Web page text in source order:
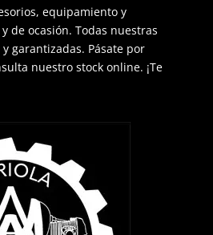
equipamiento y
de ocasión. Todas nuestras
garantizadas. Pásate por
nuestro stock online. ¡Te